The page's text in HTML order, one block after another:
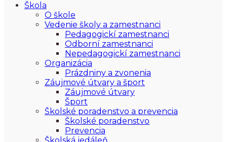
Škola
O škole
Vedenie školy a zamestnanci
Pedagogickí zamestnanci
Odborní zamestnanci
Nepedagogickí zamestnanci
Organizácia
Prázdniny a zvonenia
Záujmové útvary a šport
Záujmové útvary
Šport
Školské poradenstvo a prevencia
Školské poradenstvo
Prevencia